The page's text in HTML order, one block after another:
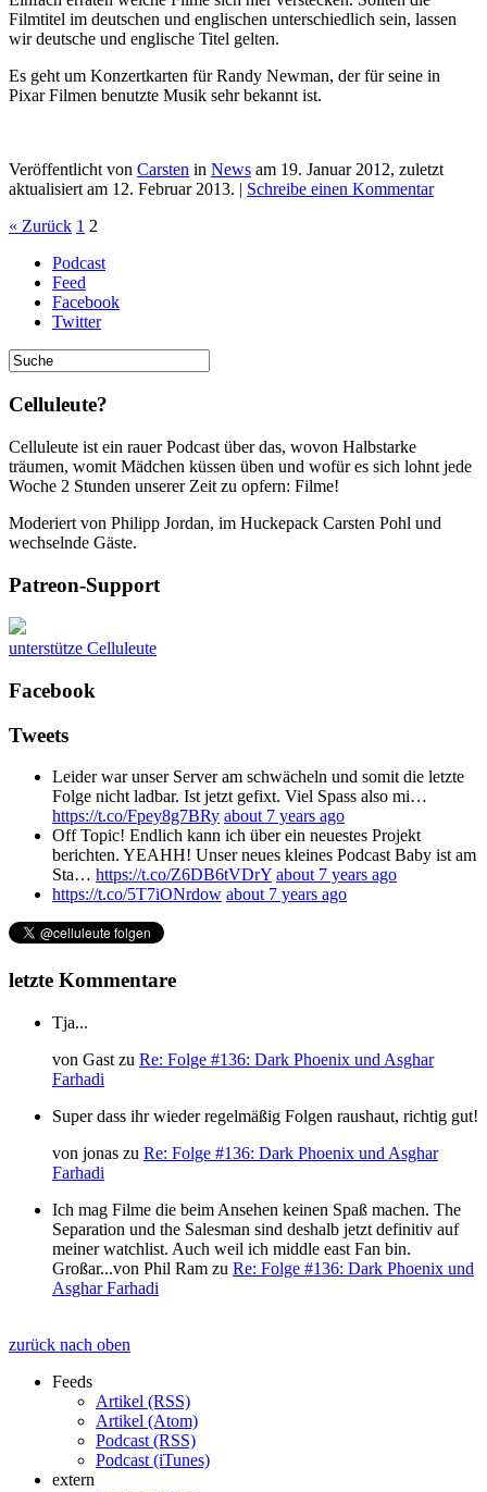
Filmtitel im deutschen und englischen unterschiedlich sein, lassen
wir deutsche und englische Titel gelten.
Es geht um Konzertkarten für Randy Newman, der für seine in
Pixar Filmen benutzte Musik sehr bekannt ist.
Veröffentlicht von Carsten in News am 19. Januar 2012, zuletzt
aktualisiert am 12. Februar 2013. | Schreibe einen Kommentar
« Zurück 1 2
Podcast
Feed
Facebook
Twitter
Celluleute?
Celluleute ist ein rauer Podcast über das, wovon Halbstarke
träumen, womit Mädchen küssen üben und wofür es sich lohnt jede
Woche 2 Stunden unserer Zeit zu opfern: Filme!
Moderiert von Philipp Jordan, im Huckepack Carsten Pohl und
wechselnde Gäste.
Patreon-Support
unterstütze Celluleute
Facebook
Tweets
Leider war unser Server am schwächeln und somit die letzte
Folge nicht ladbar. Ist jetzt gefixt. Viel Spass also mi…
https://t.co/Fpey8g7BRy about 7 years ago
Off Topic! Endlich kann ich über ein neuestes Projekt
berichten. YEAHH! Unser neues kleines Podcast Baby ist am
Sta… https://t.co/Z6DB6tVDrY about 7 years ago
https://t.co/5T7iONrdow about 7 years ago
letzte Kommentare
Tja...
von Gast zu Re: Folge #136: Dark Phoenix und Asghar
Farhadi
Super dass ihr wieder regelmäßig Folgen raushaut, richtig gut!
von jonas zu Re: Folge #136: Dark Phoenix und Asghar
Farhadi
Ich mag Filme die beim Ansehen keinen Spaß machen. The
Separation und the Salesman sind deshalb jetzt definitiv auf
meiner watchlist. Auch weil ich middle east Fan bin.
Großar...von Phil Ram zu Re: Folge #136: Dark Phoenix und
Asghar Farhadi
zurück nach oben
Feeds
Artikel (RSS)
Artikel (Atom)
Podcast (RSS)
Podcast (iTunes)
extern